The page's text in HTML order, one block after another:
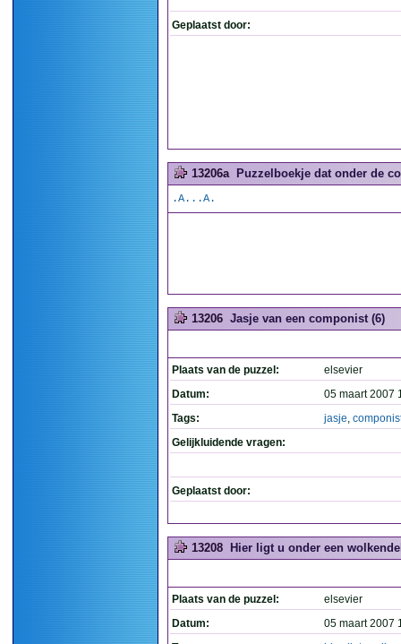
Geplaatst door:
13206a Puzzelboekje dat onder de
.A...A.
13206 Jasje van een componist (6)
Plaats van de puzzel:
elsevier
Datum:
05 maart 2007
Tags:
jasje,
Gelijkluidende vragen:
Geplaatst door:
13208 Hier ligt u onder een
Plaats van de puzzel:
elsevier
Datum:
05 maart 2007